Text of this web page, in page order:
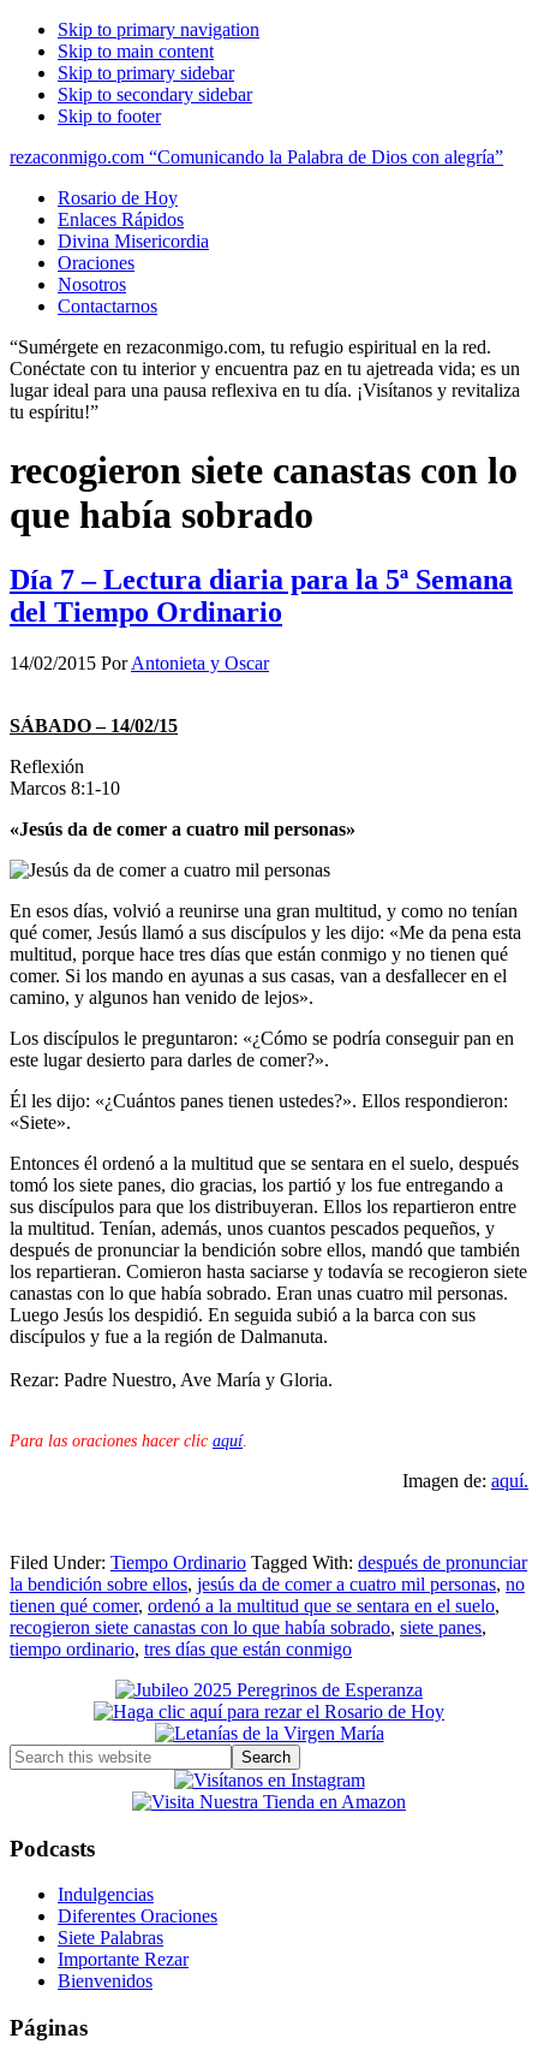
Skip to primary navigation
Skip to main content
Skip to primary sidebar
Skip to secondary sidebar
Skip to footer
rezaconmigo.com “Comunicando la Palabra de Dios con alegría”
Rosario de Hoy
Enlaces Rápidos
Divina Misericordia
Oraciones
Nosotros
Contactarnos
“Sumérgete en rezaconmigo.com, tu refugio espiritual en la red.
Conéctate con tu interior y encuentra paz en tu ajetreada vida; es un
lugar ideal para una pausa reflexiva en tu día. ¡Visítanos y revitaliza
tu espíritu!”
recogieron siete canastas con lo
que había sobrado
Día 7 – Lectura diaria para la 5ª Semana
del Tiempo Ordinario
14/02/2015 PorAntonieta y Oscar
SÁBADO – 14/02/15
Reflexión
Marcos 8:1-10
«Jesús da de comer a cuatro mil personas»
En esos días, volvió a reunirse una gran multitud, y como no tenían
qué comer, Jesús llamó a sus discípulos y les dijo: «Me da pena esta
multitud, porque hace tres días que están conmigo y no tienen qué
comer. Si los mando en ayunas a sus casas, van a desfallecer en el
camino, y algunos han venido de lejos».
Los discípulos le preguntaron: «¿Cómo se podría conseguir pan en
este lugar desierto para darles de comer?».
Él les dijo: «¿Cuántos panes tienen ustedes?». Ellos respondieron:
«Siete».
Entonces él ordenó a la multitud que se sentara en el suelo, después
tomó los siete panes, dio gracias, los partió y los fue entregando a
sus discípulos para que los distribuyeran. Ellos los repartieron entre
la multitud. Tenían, además, unos cuantos pescados pequeños, y
después de pronunciar la bendición sobre ellos, mandó que también
los repartieran. Comieron hasta saciarse y todavía se recogieron siete
canastas con lo que había sobrado. Eran unas cuatro mil personas.
Luego Jesús los despidió. En seguida subió a la barca con sus
discípulos y fue a la región de Dalmanuta.
Rezar: Padre Nuestro, Ave María y Gloria.
Para las oraciones hacer clic aquí.
Imagen de: aquí.
Filed Under: Tiempo Ordinario Tagged With: después de pronunciar
la bendición sobre ellos, jesús da de comer a cuatro mil personas, no
tienen qué comer, ordenó a la multitud que se sentara en el suelo,
recogieron siete canastas con lo que había sobrado, siete panes,
tiempo ordinario, tres días que están conmigo
Primary
Sidebar
Search
this
Podcasts
Indulgencias
Diferentes Oraciones
Siete Palabras
Importante Rezar
Bienvenidos
Páginas